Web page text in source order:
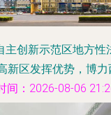
主创新示范区地方性
新区发挥优势，博力
间：2026-08-06